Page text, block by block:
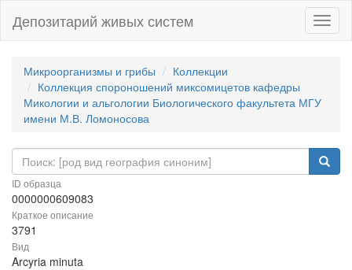
Депозитарий живых систем
Микроорганизмы и грибы
Коллекции
Коллекция спороношений миксомицетов кафедры
Микологии и альгологии Биологического факультета МГУ
имени М.В. Ломоносова
ID образца
0000000609083
Краткое описание
3791
Вид
Arcyria minuta